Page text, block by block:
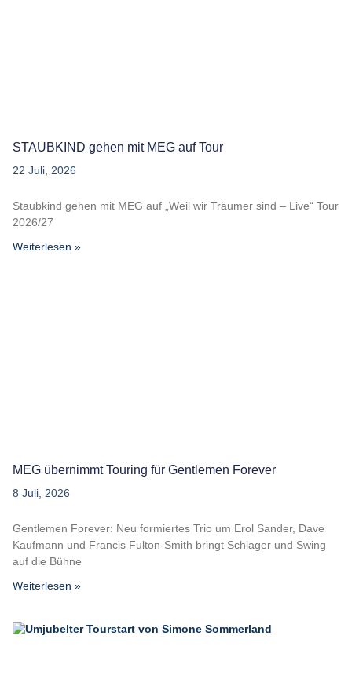
STAUBKIND gehen mit MEG auf Tour
22 Juli, 2026
Staubkind gehen mit MEG auf „Weil wir Träumer sind – Live“ Tour
2026/27
Weiterlesen »
MEG übernimmt Touring für Gentlemen Forever
8 Juli, 2026
Gentlemen Forever: Neu formiertes Trio um Erol Sander, Dave
Kaufmann und Francis Fulton-Smith bringt Schlager und Swing
auf die Bühne
Weiterlesen »